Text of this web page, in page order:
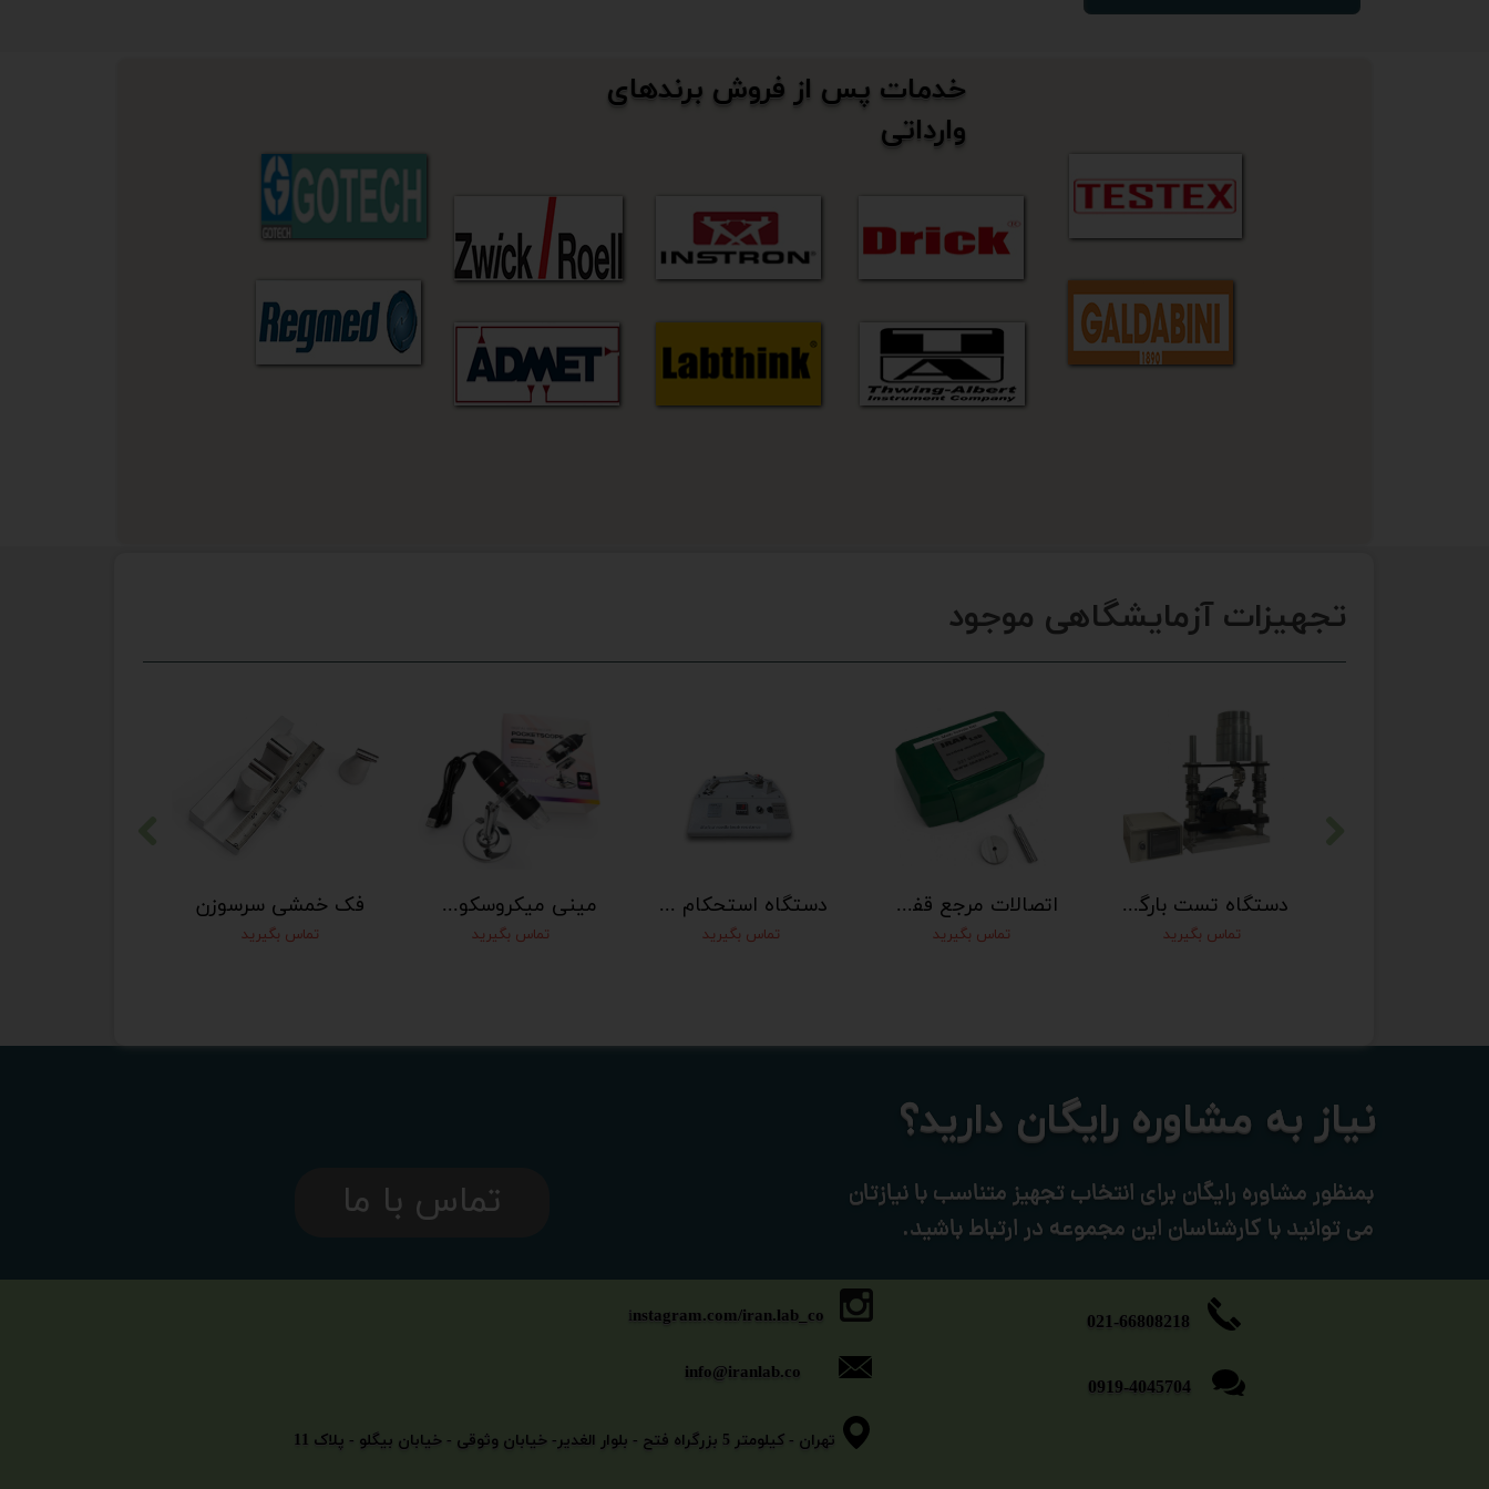
خدمات پس از فروش برندهای
وارداتی
فک خمشی سرسوزن
تماس بگیرید
مینی میکروسکوپ دیجیتال کنترل ابعادی سر سوزن ها
تماس بگیرید
دستگاه استحکام سرسوزن در برابر خمش
تماس بگیرید
اتصالات مرجع قفل شونده ساده با شیب 6%
تماس بگیرید
دستگاه تست بارگذاری سیکلیک ایمپلنت دندانی
تماس بگیرید
تجهیزات آزمایشگاهی موجود
نیاز به مشاوره رایگان دارید؟​​​​​​​
بمنظور مشاوره رایگان برای انتخاب تجهیز متناسب با نیازتان
می توانید با کارشناسان این مجموعه در ارتباط باشید.
تماس با ما
​​​​​021-66808218
0919-4045704
​​​​​​​تهران - کیلومتر 5 بزرگراه فتح - بلوار الغدیر- خیابان وثوقی - خیابان بیگلو - پلاک 11
info@iranlab.co
instagram.com/iran.lab_co